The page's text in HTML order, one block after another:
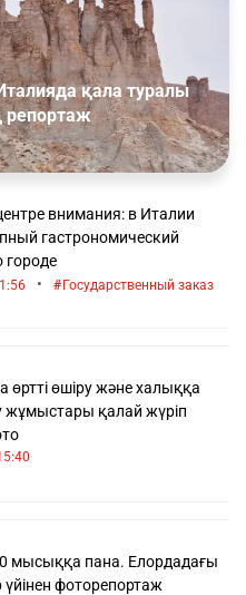
қала туралы
репортаж
внимания: в Италии
гастрономический
городе
• Государственный заказ
өртті өшіру және халыққа
жұмыстары қалай жүріп
мысыққа пана. Елордадағы
фоторепортаж